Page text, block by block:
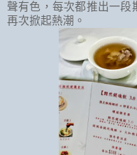
聲有色，每次都推出一段
再次掀起熱潮。